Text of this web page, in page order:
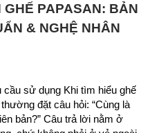
GHẾ PAPASAN: BẢN
& NGHỆ NHÂN
cầu sử dụng Khi tìm hiểu ghế
đặt câu hỏi: “Cùng là
bản?” Câu trả lời nằm ở